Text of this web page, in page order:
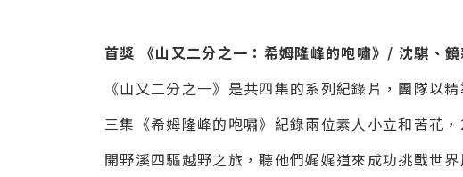
首獎 《山又二分之一：希姆隆峰的咆嘯》/ 沈騏、
《山又二分之一》是共四集的系列紀錄片，團隊以
三集《希姆隆峰的咆嘯》紀錄兩位素人小立和苦花
開野溪四驅越野之旅，聽他們娓娓道來成功挑戰世